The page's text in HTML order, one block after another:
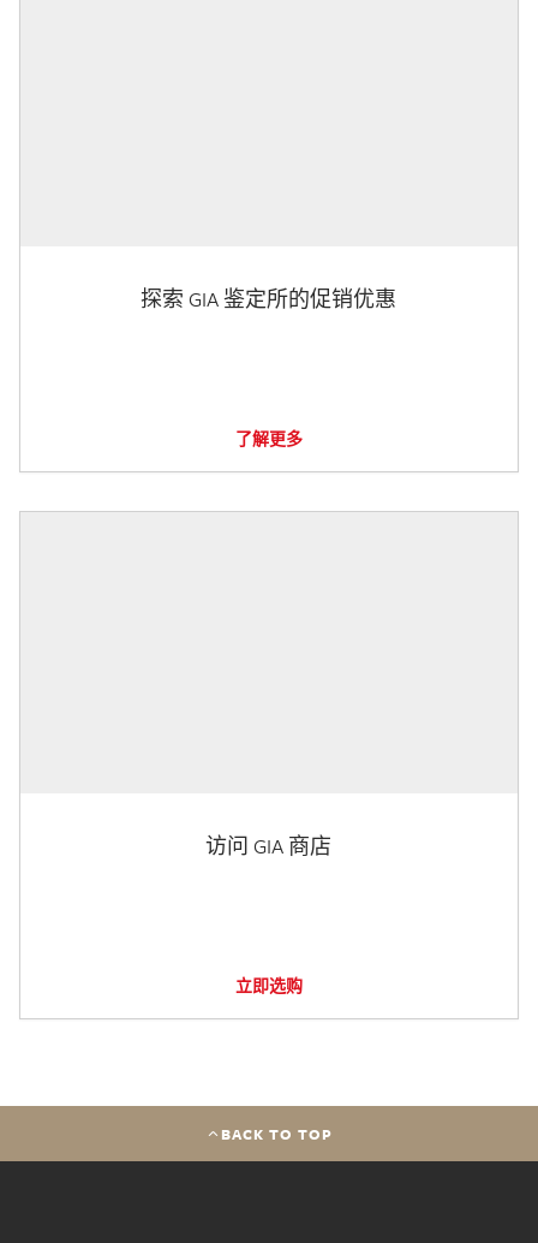
探索 GIA 鉴定所的促销优惠
了解更多
访问 GIA 商店
立即选购
BACK TO TOP